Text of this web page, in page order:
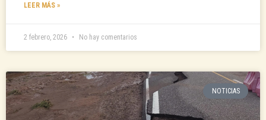
LEER MÁS »
2 febrero, 2026 No hay comentarios
NOTICIAS